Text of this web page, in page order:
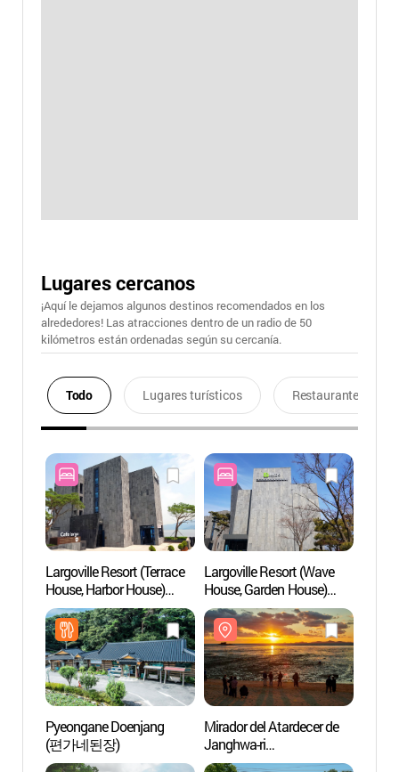
Lugares cercanos
¡Aquí le dejamos algunos destinos recomendados en los
alrededores! Las atracciones dentro de un radio de 50
kilómetros están ordenadas según su cercanía.
Todo Lugares turísticos Restaurantes
Largoville Resort (Terrace
House, Harbor House)
(라르고빌리조트
(테라스하우스,
하버하우스))
Largoville Resort (Wave
House, Garden House)
(라르고빌리조트
(웨이브하우스,
가든하우스))
Pyeongane Doenjang
(편가네된장)
Mirador del Atardecer de
Janghwa-ri
(장화리일몰조망지)